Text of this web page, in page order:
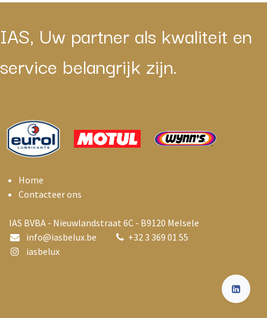
IAS, Uw partner als kwaliteit en
service belangrijk zijn.
Home
Contacteer ons
IAS BVBA - Nieuwlandstraat 6C - B9120 Melsele
info@iasbelux.be +32 3 369 01 55
iasbelux